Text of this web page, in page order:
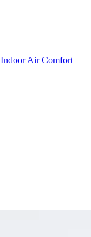
Indoor Air Comfort